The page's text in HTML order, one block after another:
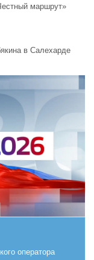
маршрут»
в Салехарде
оператора